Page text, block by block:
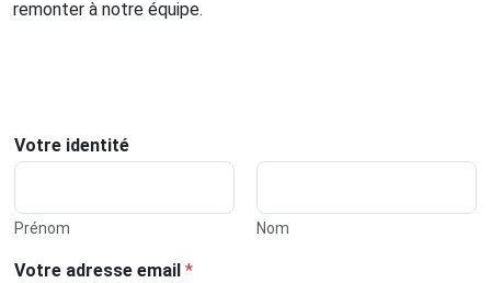
remonter à notre équipe.
Votre identité
Prénom Nom
Votre adresse email *